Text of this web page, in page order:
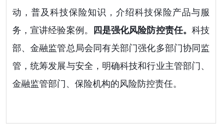
动，普及科技保险知识，介绍科技保险产品与服
务，宣讲经验案例。
四是强化风险防控责任。科技
部、金融监管总局会同有关部门强化多部门协同监
管，统筹发展与安全，明确科技和行业主管部门、
金融监管部门、保险机构的风险防控责任。